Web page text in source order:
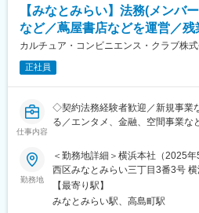
◇単なる提言に終わらず、オペレ
装まで一気通貫して関与すること
◇楽天グループの多様なアセット
ケティング）を活用し、事業を「
◇事業家視点で「戦略＋実行」を
当社は2023年2月に設立された、
です。
援までを一手に担う、シェアー
業として活動しています。
変更の範囲：会社の定める業務
ない海外ユーザも商品の購入が可
■配属組織：
BeeCruise取締役直下のポジショ
在籍しており各国を担当していま
■メンバーの多様性：
様々な働き方、国籍、価値観、文
BEENOSで働いています。
いに認め合う社風を目指していま
BeeCruise株式会社へ出向
表記です。
【みなとみらい】法務(メンバ
など／蔦屋書店などを運営／残
カルチュア・コンビニエンス・クラブ株
正社員
仕事内容
◇契約法務経験者歓迎／新規事業
る／エンタメ、金融、空間事業な
■業務概要：
CCCが運営する新規事業や組織
だく立ち位置で、CCCグループ
集します。
勤務地
＜勤務地詳細＞横浜本社（2025
西区みなとみらい三丁目3番3号
喫煙対策：屋内全面禁煙変更の範
ートワーク含む）
【最寄り駅】
みなとみらい駅、高島町駅